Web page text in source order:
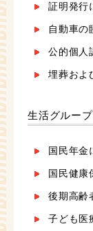
証明発行
自動車の
公的個人
埋葬およ
生活グルー
国民年金
国民健康
後期高齢
子ども医